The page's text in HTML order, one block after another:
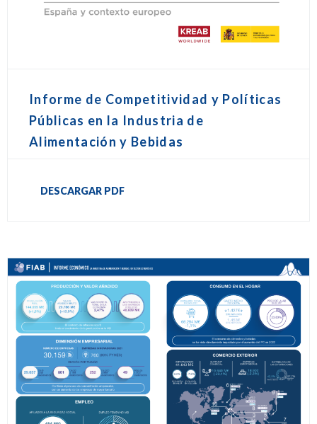
Informe de Competitividad y Políticas
Públicas en la Industria de
Alimentación y Bebidas
DESCARGAR PDF